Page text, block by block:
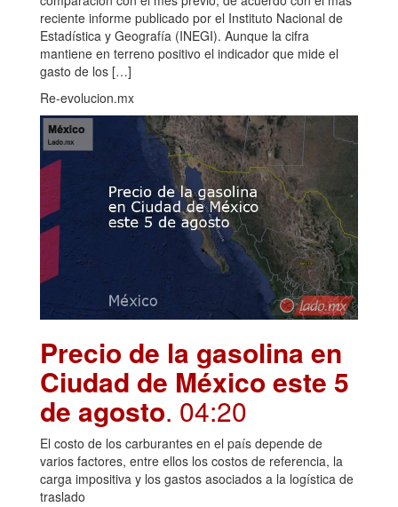
reciente informe publicado por el Instituto Nacional de
Estadística y Geografía (INEGI). Aunque la cifra
mantiene en terreno positivo el indicador que mide el
gasto de los […]
Re-evolucion.mx
Precio de la gasolina en
Ciudad de México este 5
de agosto. 04:20
El costo de los carburantes en el país depende de
varios factores, entre ellos los costos de referencia, la
carga impositiva y los gastos asociados a la logística de
traslado